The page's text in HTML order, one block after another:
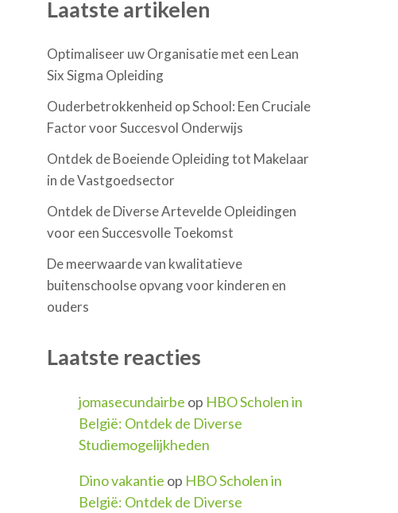
Laatste artikelen
Optimaliseer uw Organisatie met een Lean
Six Sigma Opleiding
Ouderbetrokkenheid op School: Een Cruciale
Factor voor Succesvol Onderwijs
Ontdek de Boeiende Opleiding tot Makelaar
in de Vastgoedsector
Ontdek de Diverse Artevelde Opleidingen
voor een Succesvolle Toekomst
De meerwaarde van kwalitatieve
buitenschoolse opvang voor kinderen en
ouders
Laatste reacties
jomasecundairbe op HBO Scholen in
België: Ontdek de Diverse
Studiemogelijkheden
Dino vakantie op HBO Scholen in
België: Ontdek de Diverse